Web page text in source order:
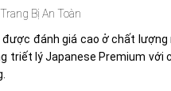
Bị An Toàn
được đánh giá cao ở chất
triết lý Japanese Premium